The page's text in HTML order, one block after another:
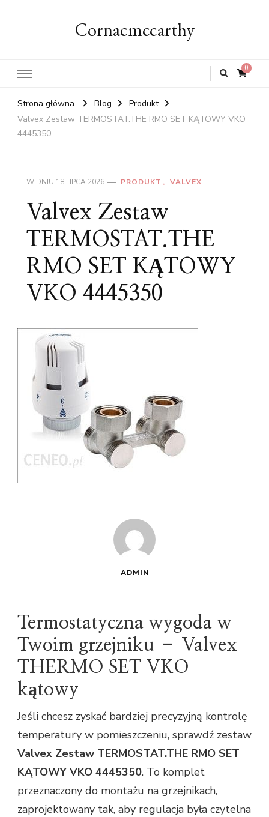
Cornacmccarthy
0
Strona główna Blog
Produkt
Valvex Zestaw TERMOSTAT.THE RMO SET KĄTOWY VKO
4445350
W DNIU 18 LIPCA 2026 PRODUKT VALVEX
Valvex Zestaw
TERMOSTAT.THE
RMO SET KĄTOWY
VKO 4445350
ADMIN
Termostatyczna wygoda w
Twoim grzejniku – Valvex
THERMO SET VKO
kątowy
Jeśli chcesz zyskać bardziej precyzyjną kontrolę
temperatury w pomieszczeniu, sprawdź zestaw
Valvex Zestaw TERMOSTAT.THE RMO SET
KĄTOWY VKO 4445350. To komplet
przeznaczony do montażu na grzejnikach,
zaprojektowany tak, aby regulacja była czytelna